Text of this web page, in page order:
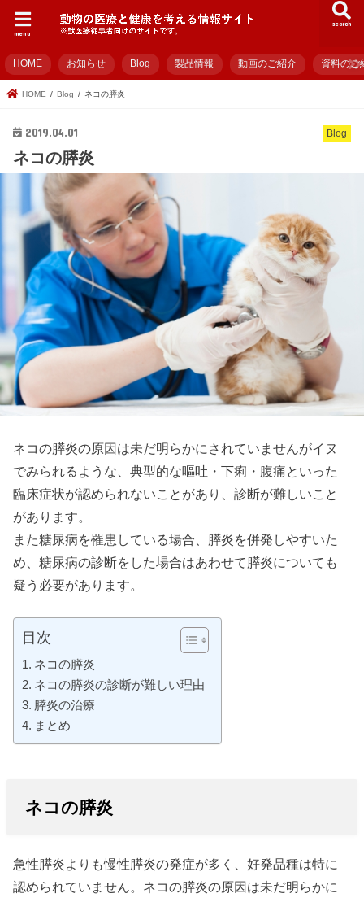
search
menu
HOME お知らせ Blog 製品情報 動画のご紹介 資料のご
HOME Blog ネコの膵炎
Blog
2019.04.01
ネコの膵炎
ネコの膵炎の原因は未だ明らかにされていませんがイヌ
でみられるような、典型的な嘔吐・下痢・腹痛といった
臨床症状が認められないことがあり、診断が難しいこと
があります。
また糖尿病を罹患している場合、膵炎を併発しやすいた
め、糖尿病の診断をした場合はあわせて膵炎についても
疑う必要があります。
目次
ネコの膵炎
ネコの膵炎の診断が難しい理由
膵炎の治療
まとめ
ネコの膵炎
急性膵炎よりも慢性膵炎の発症が多く、好発品種は特に
認められていません。ネコの膵炎の原因は未だ明らかに